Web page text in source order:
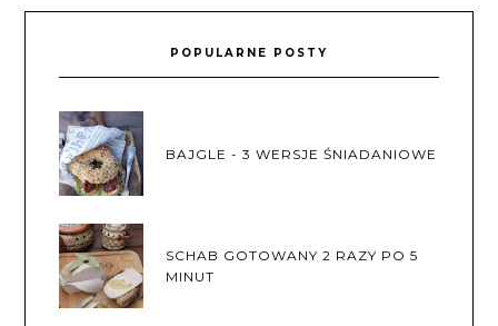
POPULARNE POSTY
BAJGLE - 3 WERSJE ŚNIADANIOWE
SCHAB GOTOWANY 2 RAZY PO 5
MINUT